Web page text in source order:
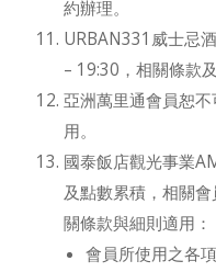
約辦理。
URBAN331威士忌
– 19:30，相關條款
亞洲萬里通會員恕
用。
國泰飯店觀光事業
及點數累積，相關
關條款與細則適用：
會員所使用之各